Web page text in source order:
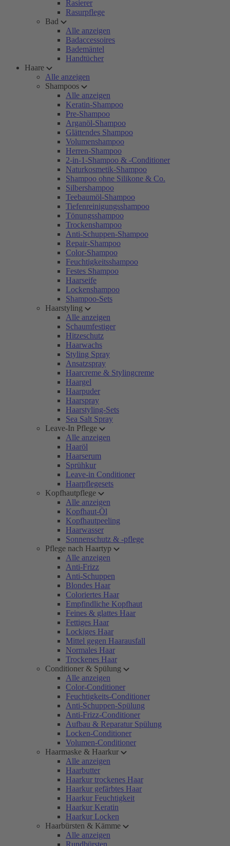
Rasierer
Rasurpflege
Bad
Alle anzeigen
Badaccessoires
Bademäntel
Handtücher
Haare
Alle anzeigen
Shampoos
Alle anzeigen
Keratin-Shampoo
Pre-Shampoo
Arganöl-Shampoo
Glättendes Shampoo
Volumenshampoo
Herren-Shampoo
2-in-1-Shampoo & -Conditioner
Naturkosmetik-Shampoo
Shampoo ohne Silikone & Co.
Silbershampoo
Teebaumöl-Shampoo
Tiefenreinigungsshampoo
Tönungsshampoo
Trockenshampoo
Anti-Schuppen-Shampoo
Repair-Shampoo
Color-Shampoo
Feuchtigkeitsshampoo
Festes Shampoo
Haarseife
Lockenshampoo
Shampoo-Sets
Haarstyling
Alle anzeigen
Schaumfestiger
Hitzeschutz
Haarwachs
Styling Spray
Ansatzspray
Haarcreme & Stylingcreme
Haargel
Haarpuder
Haarspray
Haarstyling-Sets
Sea Salt Spray
Leave-In Pflege
Alle anzeigen
Haaröl
Haarserum
Sprühkur
Leave-in Conditioner
Haarpflegesets
Kopfhautpflege
Alle anzeigen
Kopfhaut-Öl
Kopfhautpeeling
Haarwasser
Sonnenschutz & -pflege
Pflege nach Haartyp
Alle anzeigen
Anti-Frizz
Anti-Schuppen
Blondes Haar
Coloriertes Haar
Empfindliche Kopfhaut
Feines & glattes Haar
Fettiges Haar
Lockiges Haar
Mittel gegen Haarausfall
Normales Haar
Trockenes Haar
Conditioner & Spülung
Alle anzeigen
Color-Conditioner
Feuchtigkeits-Conditioner
Anti-Schuppen-Spülung
Anti-Frizz-Conditioner
Aufbau & Reparatur Spülung
Locken-Conditioner
Volumen-Conditioner
Haarmaske & Haarkur
Alle anzeigen
Haarbutter
Haarkur trockenes Haar
Haarkur gefärbtes Haar
Haarkur Feuchtigkeit
Haarkur Keratin
Haarkur Locken
Haarbürsten & Kämme
Alle anzeigen
Rundbürsten